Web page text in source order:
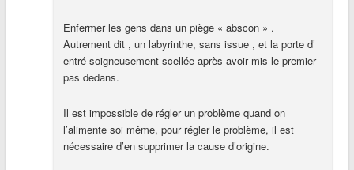
Enfermer les gens dans un piège « abscon » .
Autrement dit , un labyrinthe, sans issue , et la porte d’
entré soigneusement scellée après avoir mis le premier
pas dedans.
Il est impossible de régler un problème quand on
l’alimente soi même, pour régler le problème, il est
nécessaire d’en supprimer la cause d’origine.